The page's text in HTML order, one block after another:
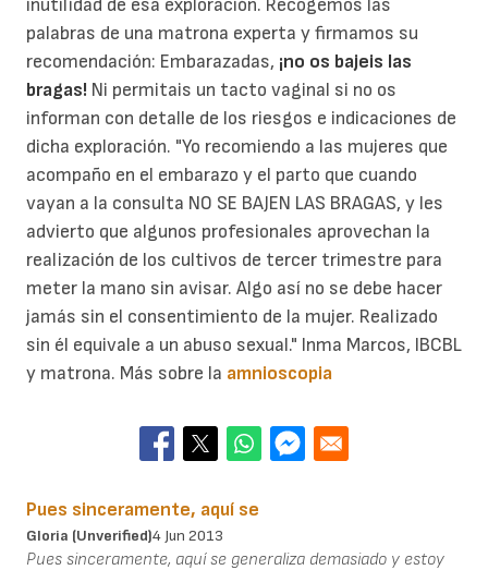
palabras de una matrona experta y firmamos su
recomendación: Embarazadas, ¡no os bajeis las
bragas! Ni permitais un tacto vaginal si no os
informan con detalle de los riesgos e indicaciones de
dicha exploración. "Yo recomiendo a las mujeres que
acompaño en el embarazo y el parto que cuando
vayan a la consulta NO SE BAJEN LAS BRAGAS, y les
advierto que algunos profesionales aprovechan la
realización de los cultivos de tercer trimestre para
meter la mano sin avisar. Algo así no se debe hacer
jamás sin el consentimiento de la mujer. Realizado
sin él equivale a un abuso sexual." Inma Marcos, IBCBL
y matrona. Más sobre la amnioscopia
Pues sinceramente, aquí se
Gloria (unverified)4 Jun 2013
Pues sinceramente, aquí se generaliza demasiado y estoy